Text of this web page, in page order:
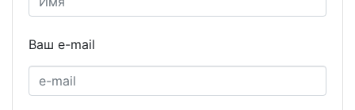
Ваш e-mail